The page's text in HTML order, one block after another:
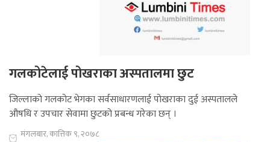
गलकोटेलाई पोखराका अस्पतालमा छुट
जिल्लाको गलकोट भेगका सर्वसाधारणलाई पोखराका दुई अस्पतालले
औषधि र उपचार सेवामा छुटको प्रबन्ध गरेका छन् ।
मंगलबार, कात्तिक ९, २०७८